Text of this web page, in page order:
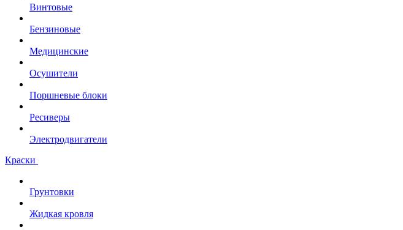
Винтовые
Бензиновые
Медицинские
Осушители
Поршневые блоки
Ресиверы
Электродвигатели
Краски
Грунтовки
Жидкая кровля